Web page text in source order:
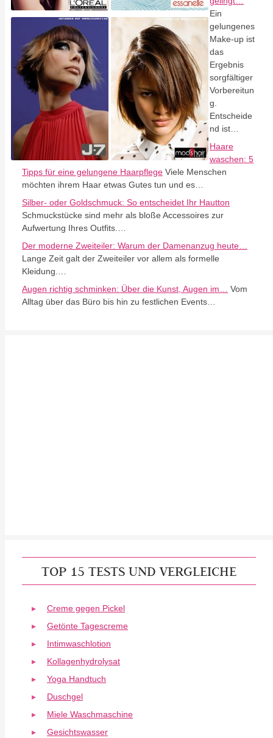
Ein
gelungenes
Make-up ist
das
Ergebnis
sorgfältiger
Vorbereitun
g.
Entscheide
nd ist…
Haare
waschen: 5
Tipps für eine gelungene Haarpflege Viele Menschen
möchten ihrem Haar etwas Gutes tun und es…
Silber- oder Goldschmuck: So entscheidet Ihr Hautton
Schmuckstücke sind mehr als bloße Accessoires zur
Aufwertung Ihres Outfits.…
Der moderne Zweiteiler: Warum der Damenanzug heute…
Lange Zeit galt der Zweiteiler vor allem als formelle
Kleidung.…
Augen richtig schminken: Über die Kunst, Augen im…
Vom
Alltag über das Büro bis hin zu festlichen Events…
TOP 15 TESTS UND VERGLEICHE
Creme gegen Pickel
Getönte Tagescreme
Intimwaschlotion
Kollagenhydrolysat
Yoga Handtuch
Duschgel
Miele Waschmaschine
Gesichtswasser